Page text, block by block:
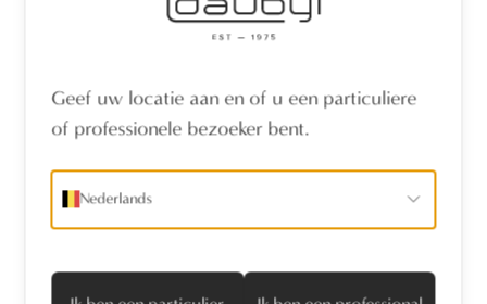
PAAR DEURKLINK PH1920 /QU RUW
Geef uw locatie aan en of u een particuliere
of professionele bezoeker bent.
Nederlands